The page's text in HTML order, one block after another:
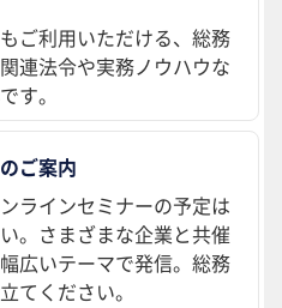
ご利用いただける、総務
連法令や実務ノウハウな
す。
ご案内
ラインセミナーの予定は
。さまざまな企業と共催
広いテーマで発信。総務
てください。